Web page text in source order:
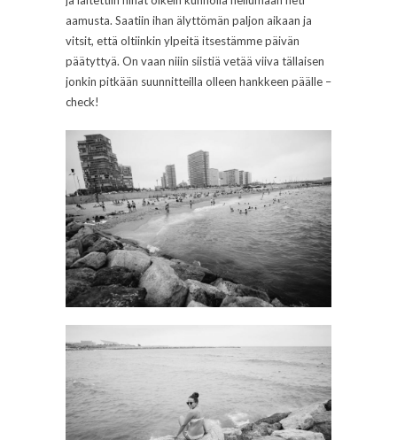
aamusta. Saatiin ihan älyttömän paljon aikaan ja
vitsit, että oltiinkin ylpeitä itsestämme päivän
päätyttyä. On vaan niiin siistiä vetää viiva tällaisen
jonkin pitkään suunnitteilla olleen hankkeen päälle –
check!